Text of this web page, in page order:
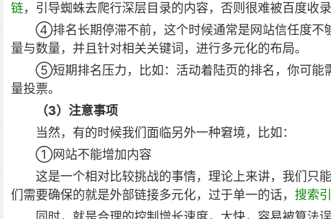
链，引导蜘蛛去爬行深层目录的内容，否则很难被百度收录
④排名长期停滞不前，这个时候通常是网站信任度不
量与数量，并且针对相关关键词，进行多元化的布局。
⑤短期排名压力，比如：活动着陆页的排名，你可能
量投票。
（3）注意事项
当然，有的时候我们面临另外一种窘境，比如：
①网站不能增加内容
这是一个相对比较挑战的事情，理论上来讲，我们只
们需要确保的就是外部链接多元化，过于单一的话， 搜索